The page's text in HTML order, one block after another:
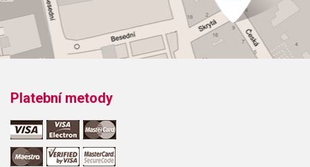
Obsazení: solo
Výrobce: The FJH Music Company INC.
Obsahuje:
Platební metody